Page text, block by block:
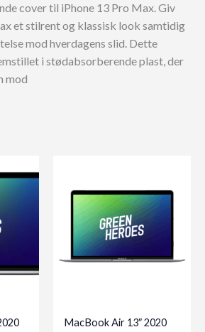
cover til iPhone 13 Pro Max. Giv
et stilrent og klassisk look samtidig
mod hverdagens slid. Dette
i stødabsorberende plast, der
mod
MacBook Air 13″ 2020